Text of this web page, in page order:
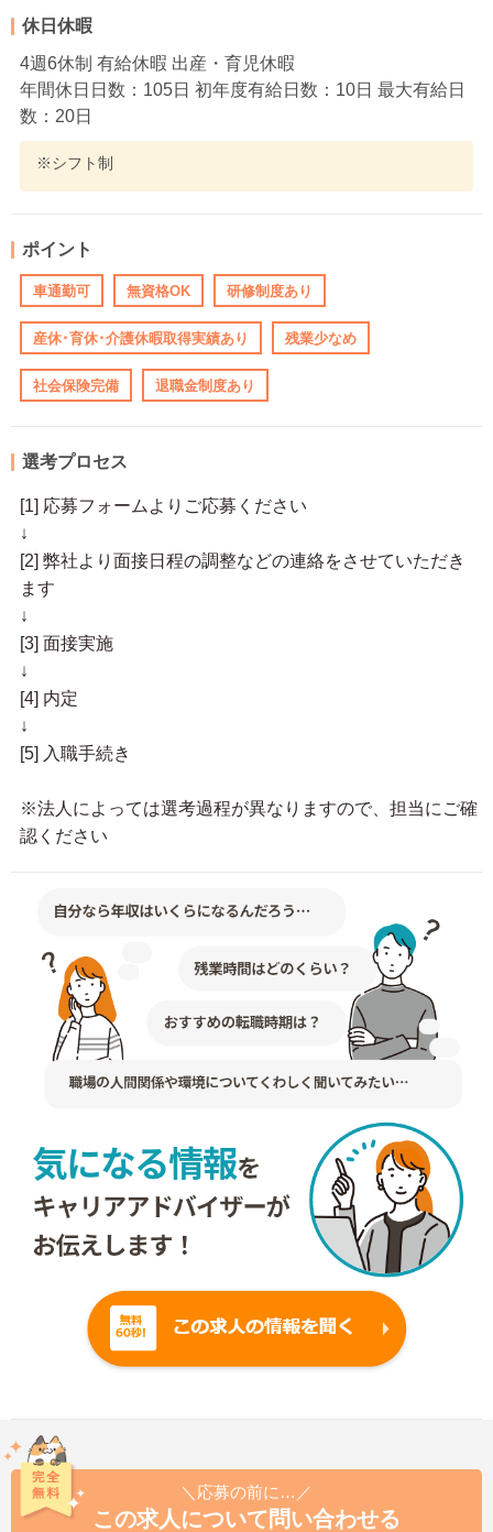
休日休暇
4週6休制 有給休暇 出産・育児休暇
年間休日日数：105日 初年度有給日数：10日 最大有給日
数：20日
※シフト制
ポイント
車通勤可 無資格OK 研修制度あり
産休･育休･介護休暇取得実績あり 残業少なめ
社会保険完備 退職金制度あり
選考プロセス
[1] 応募フォームよりご応募ください
↓
[2] 弊社より面接日程の調整などの連絡をさせていただき
ます
↓
[3] 面接実施
↓
[4] 内定
↓
[5] 入職手続き
※法人によっては選考過程が異なりますので、担当にご確
認ください
＼応募の前に…／
この求人について問い合わせる